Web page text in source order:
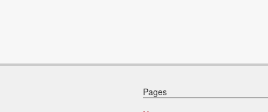
Abgegebene Gebote in Form von Online-Vorgeboten gelten als
Pages